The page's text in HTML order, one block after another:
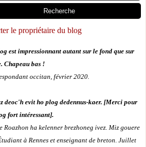
le propriétaire du blog
est impressionnant autant sur le fond que sur
Chapeau bas !
occitan, février 2020.
deoc'h evit ho plog dedennus-kaer. [Merci pour
fort intéressant].
Roazhon ha kelenner brezhoneg ivez. Miz gouere
à Rennes et enseignant de breton. Juillet